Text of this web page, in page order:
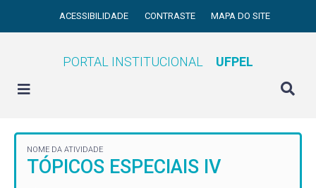
ACESSIBILIDADE CONTRASTE MAPA DO SITE
PORTAL INSTITUCIONAL UFPEL
NOME DA ATIVIDADE
TÓPICOS ESPECIAIS IV